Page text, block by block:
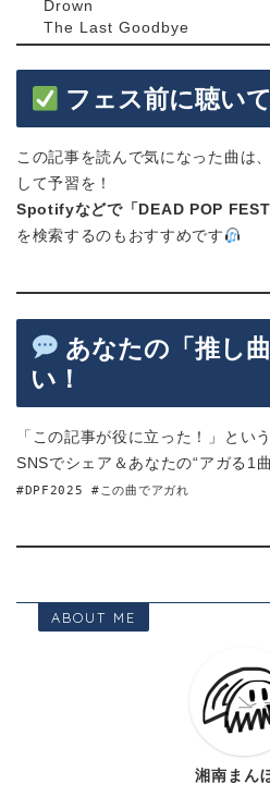
Drown
The Last Goodbye
フェス前に聴い
この記事を読んで気になった曲は
して予習を！
Spotifyなどで「DEAD POP
を検索するのもおすすめです
あなたの「推し
い！
「この記事が役に立った！」という
SNSでシェア＆あなたの“アガる1
#DPF2025 #この曲でアガれ
ABOUT ME
湘南まん